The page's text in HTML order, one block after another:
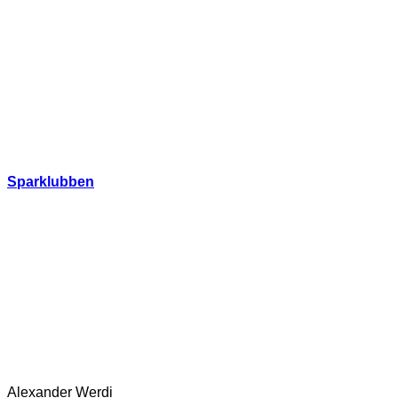
Sparklubben
Alexander Werdi